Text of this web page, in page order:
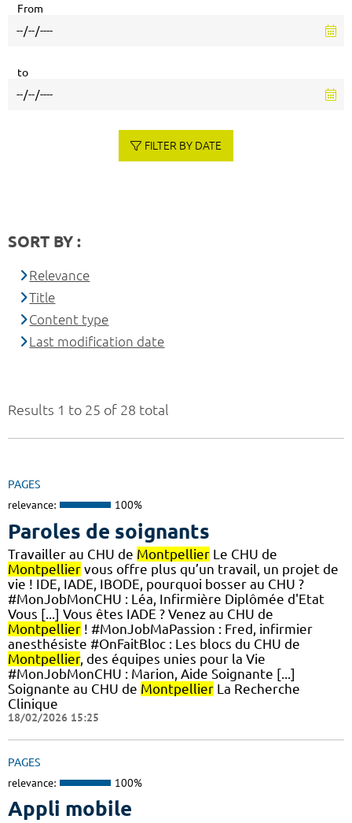
Results 1 to 25 of 28 total
PAGES
relevance: 100%
Paroles de soignants
Travailler au CHU de Montpellier Le CHU de
Montpellier vous offre plus qu’un travail, un projet de
vie ! IDE, IADE, IBODE, pourquoi bosser au CHU ?
#MonJobMonCHU : Léa, Infirmière Diplômée d'Etat
Vous [...] Vous êtes IADE ? Venez au CHU de
Montpellier ! #MonJobMaPassion : Fred, infirmier
anesthésiste #OnFaitBloc : Les blocs du CHU de
Montpellier, des équipes unies pour la Vie
#MonJobMonCHU : Marion, Aide Soignante [...]
Soignante au CHU de Montpellier La Recherche
Clinique
18/02/2026 15:25
PAGES
relevance: 100%
Appli mobile
From
to
FILTER BY DATE
SORT BY :
Relevance
Title
Content type
Last modification date